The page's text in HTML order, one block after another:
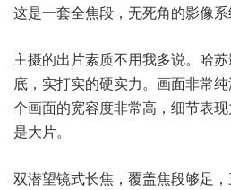
这是一套全焦段，无死角的影像系
主摄的出片素质不用我多说。哈
底，实打实的硬实力。画面非常
个画面的宽容度非常高，细节表
是大片。
双潜望镜式长焦，覆盖焦段够足